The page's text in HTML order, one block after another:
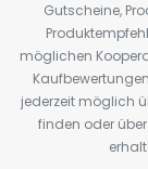
Gutscheine,
möglichen
jederzeit möglich
finden oder